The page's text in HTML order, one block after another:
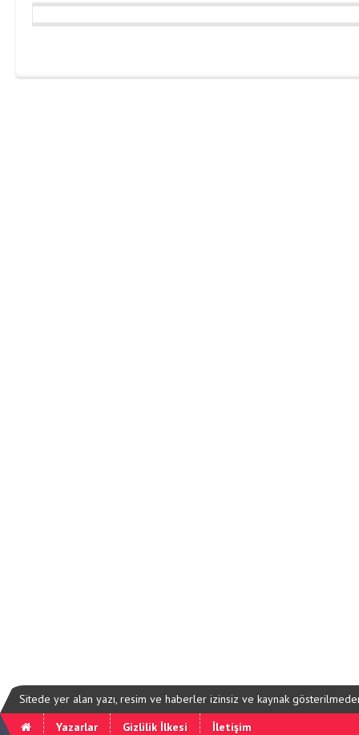
Sitede yer alan yazı, resim ve haberler izinsiz ve kaynak
Yazarlar
Gizlilik İlkesi İletişim